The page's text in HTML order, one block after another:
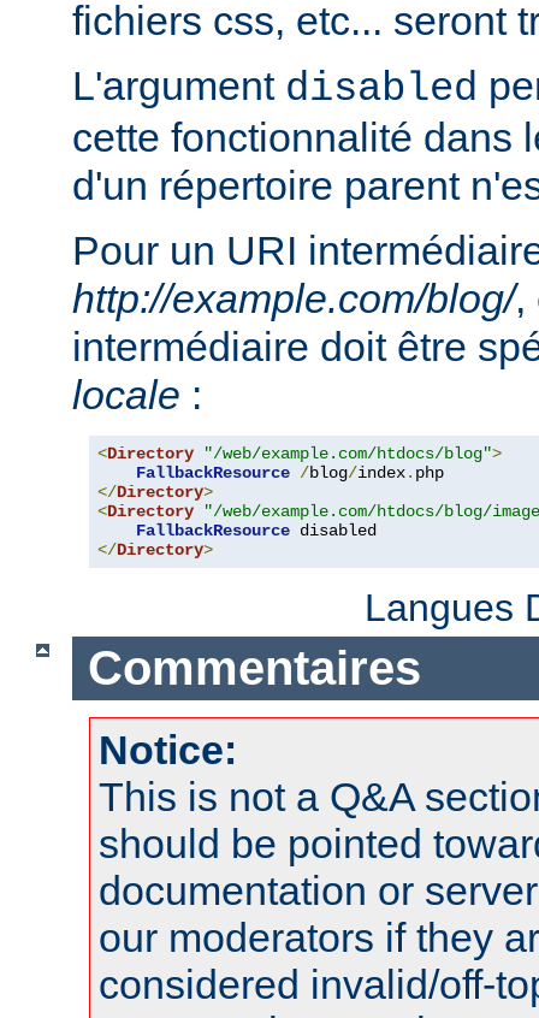
fichiers css, etc... seront
L'argument disabled
cette fonctionnalité dans
d'un répertoire parent
Pour un URI
http://example.com/blog/,
intermédiaire doit être
locale :
<Directory "/web/example.com/htdocs/blog">
FallbackResource /blog/index.
</Directory>
<Directory
"/web/example.com/htdocs/blog/
FallbackResource
</Directory>
Langues
Commentaires
Notice:
This is not a Q&A
should be pointed
documentation or
our moderators if they
considered invalid/off-